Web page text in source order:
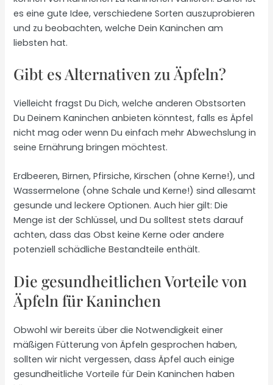
es eine gute Idee, verschiedene Sorten auszuprobieren
und zu beobachten, welche Dein Kaninchen am
liebsten hat.
Gibt es Alternativen zu Äpfeln?
Vielleicht fragst Du Dich, welche anderen Obstsorten
Du Deinem Kaninchen anbieten könntest, falls es Äpfel
nicht mag oder wenn Du einfach mehr Abwechslung in
seine Ernährung bringen möchtest.
Erdbeeren, Birnen, Pfirsiche, Kirschen (ohne Kerne!), und
Wassermelone (ohne Schale und Kerne!) sind allesamt
gesunde und leckere Optionen. Auch hier gilt: Die
Menge ist der Schlüssel, und Du solltest stets darauf
achten, dass das Obst keine Kerne oder andere
potenziell schädliche Bestandteile enthält.
Die gesundheitlichen Vorteile von
Äpfeln für Kaninchen
Obwohl wir bereits über die Notwendigkeit einer
mäßigen Fütterung von Äpfeln gesprochen haben,
sollten wir nicht vergessen, dass Äpfel auch einige
gesundheitliche Vorteile für Dein Kaninchen haben